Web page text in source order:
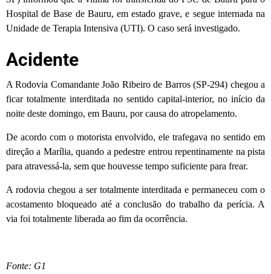
Hospital de Base de Bauru, em estado grave, e segue internada na
Unidade de Terapia Intensiva (UTI). O caso será investigado.
Acidente
A Rodovia Comandante João Ribeiro de Barros (SP-294) chegou a
ficar totalmente interditada no sentido capital-interior, no início da
noite deste domingo, em Bauru, por causa do atropelamento.
De acordo com o motorista envolvido, ele trafegava no sentido em
direção a Marília, quando a pedestre entrou repentinamente na pista
para atravessá-la, sem que houvesse tempo suficiente para frear.
A rodovia chegou a ser totalmente interditada e permaneceu com o
acostamento bloqueado até a conclusão do trabalho da perícia. A
via foi totalmente liberada ao fim da ocorrência.
Fonte: G1